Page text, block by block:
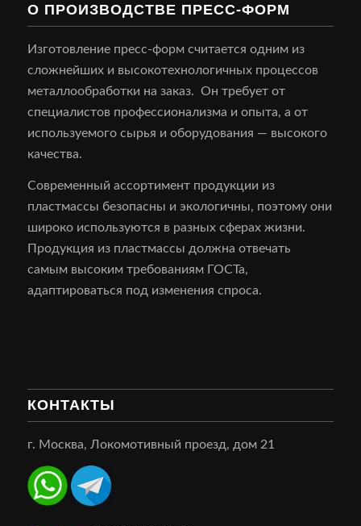
О ПРОИЗВОДСТВЕ ПРЕСС-ФОРМ
Изготовление пресс-форм считается одним из
сложнейших и высокотехнологичных процессов
металлообработки на заказ. Он требует от
специалистов профессионализма и опыта, а от
используемого сырья и оборудования — высокого
качества.
Современный ассортимент продукции из
пластмассы безопасны и экологичны, поэтому они
широко используются в разных сферах жизни.
Продукция из пластмассы должна отвечать
самым высоким требованиям ГОСТа,
адаптироваться под изменения спроса.
КОНТАКТЫ
г. Москва, Локомотивный проезд, дом 21